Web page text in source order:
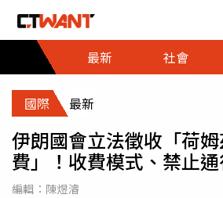
最新
社會
國際 最新
伊朗國會立法徵收「荷
費」！收費模式、禁止
編輯： 陳煜濬